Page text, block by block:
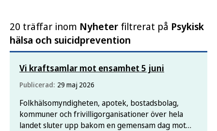
20 träffar inom Nyheter filtrerat på Psykisk
hälsa och suicidprevention
Vi kraftsamlar mot ensamhet 5 juni
Publicerad: 29 maj 2026
Folkhälsomyndigheten, apotek, bostadsbolag,
kommuner och frivilligorganisationer över hela
landet sluter upp bakom en gemensam dag mot